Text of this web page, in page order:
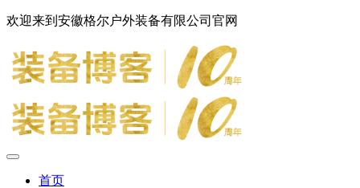
欢迎来到安徽格尔户外装备有限公司官网
首页